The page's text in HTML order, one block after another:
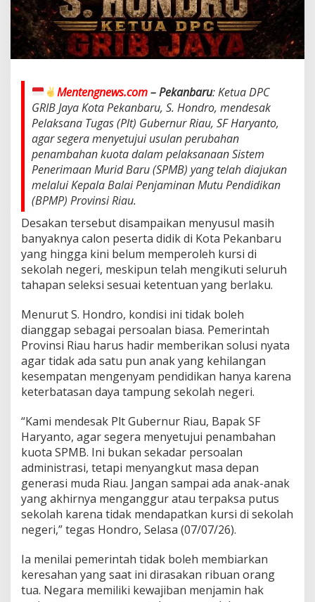
S
e
t
u
i
P
e
n
a
m
b
a
h
a
K
u
o
t
a
S
M
B
,
R
i
b
u
n
S
i
s
w
a
T
e
r
a
c
a
m
T
Mentengnews.com– Pekanbaru: Ketua DPC
GRIB Jaya Kota Pekanbaru, S. Hondro, mendesak
Pelaksana Tugas (Plt) Gubernur Riau, SF Haryanto,
agar segera menyetujui usulan perubahan
penambahan kuota dalam pelaksanaan Sistem
Penerimaan Murid Baru (SPMB) yang telah diajukan
melalui Kepala Balai Penjaminan Mutu Pendidikan
(BPMP) Provinsi Riau.
Desakan tersebut disampaikan menyusul masih
banyaknya calon peserta didik di Kota Pekanbaru
yang hingga kini belum memperoleh kursi di
sekolah negeri, meskipun telah mengikuti seluruh
tahapan seleksi sesuai ketentuan yang berlaku.
Menurut S. Hondro, kondisi ini tidak boleh
dianggap sebagai persoalan biasa. Pemerintah
Provinsi Riau harus hadir memberikan solusi nyata
agar tidak ada satu pun anak yang kehilangan
kesempatan mengenyam pendidikan hanya karena
keterbatasan daya tampung sekolah negeri.
“Kami mendesak Plt Gubernur Riau, Bapak SF
Haryanto, agar segera menyetujui penambahan
kuota SPMB. Ini bukan sekadar persoalan
administrasi, tetapi menyangkut masa depan
generasi muda Riau. Jangan sampai ada anak-anak
yang akhirnya menganggur atau terpaksa putus
sekolah karena tidak mendapatkan kursi di sekolah
negeri,” tegas Hondro, Selasa (07/07/26).
Ia menilai pemerintah tidak boleh membiarkan
keresahan yang saat ini dirasakan ribuan orang
tua. Negara memiliki kewajiban menjamin hak